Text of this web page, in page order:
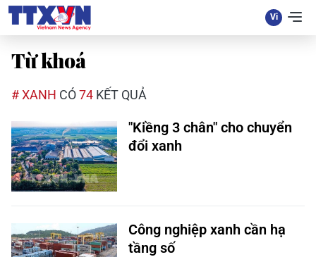
Từ khoá
# XANH CÓ74 KẾT QUẢ
"Kiềng 3 chân" cho chuyển
đổi xanh
Công nghiệp xanh cần hạ
tầng số